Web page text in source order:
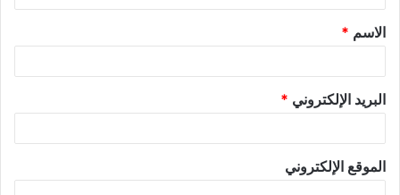
الاسم *
البريد الإلكتروني *
الموقع الإلكتروني